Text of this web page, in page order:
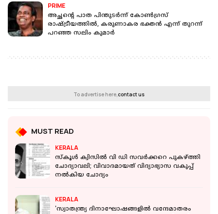
PRIME
അച്ഛന്റെ പാത പിന്തുടര്‍ന്ന് കോണ്‍ഗ്രസ്
രാഷ്ട്രീയത്തില്‍, കരുണാകര ഭക്തന്‍ എന്ന് തുറന്ന്
പറഞ്ഞ സലിം കുമാർ
To advertise here,contact us
MUST READ
KERALA
സ്‌കൂള്‍ ക്വിസില്‍ വി ഡി സവര്‍ക്കറെ പുകഴ്ത്തി
ചോദ്യാവലി; വിവാദമായത് വിദ്യാഭ്യാസ വകുപ്പ്
നല്‍കിയ ചോദ്യം
KERALA
'സ്വാതന്ത്ര്യ ദിനാഘോഷങ്ങളിൽ വന്ദേമാതരം